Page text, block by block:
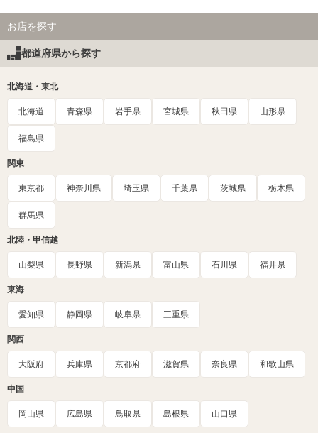
お店を探す
都道府県から探す
北海道・東北
北海道 青森県 岩手県 宮城県 秋田県 山形県
福島県
関東
東京都 神奈川県 埼玉県 千葉県 茨城県 栃木県
群馬県
北陸・甲信越
山梨県 長野県 新潟県 富山県 石川県 福井県
東海
愛知県 静岡県 岐阜県 三重県
関西
大阪府 兵庫県 京都府 滋賀県 奈良県 和歌山県
中国
岡山県 広島県 鳥取県 島根県 山口県